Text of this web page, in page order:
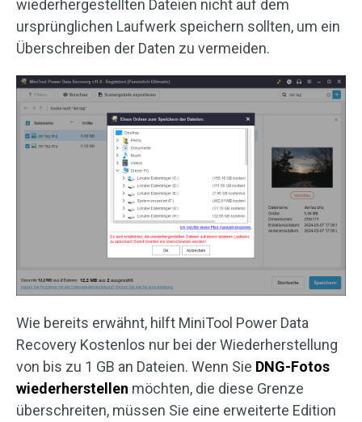
wiederhergestellten Dateien nicht auf dem
ursprünglichen Laufwerk speichern sollten, um ein
Überschreiben der Daten zu vermeiden.
Wie bereits erwähnt, hilft MiniTool Power Data
Recovery Kostenlos nur bei der Wiederherstellung
von bis zu 1 GB an Dateien. Wenn Sie DNG-Fotos
wiederherstellen möchten, die diese Grenze
überschreiten, müssen Sie eine erweiterte Edition